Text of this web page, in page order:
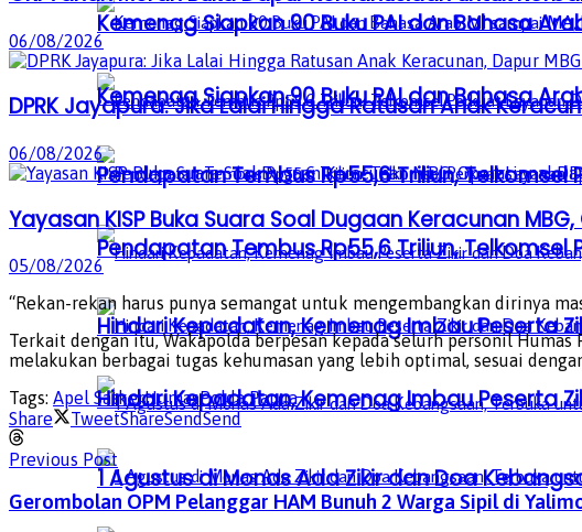
Kemenag Siapkan 90 Buku PAI dan Bahasa
Pendapatan Tembus Rp55,6 Triliun,
Hindari Kepadatan, Kemenag Imbau Peserta
1 Agustus di Monas Ada Zikir dan Doa
Kemenag Siapkan 90 Buku PAI dan Bahasa
Pendapatan Tembus Rp55,6 Triliun,
Hindari Kepadatan, Kemenag Imbau Peserta
06/08/2026
DPRK Jayapura: Jika Lalai Hingga Ratusan Anak
06/08/2026
Yayasan KISP Buka Suara Soal Dugaan Keracunan
05/08/2026
“Rekan-rekan harus punya semangat untuk mengembangkan dirinya
Terkait dengan itu, Wakapolda berpesan kepada selurh personil
melakukan berbagai tugas kehumasan yang lebih optimal, sesuai
Tags: Apel SatkerHumasPolda Papua
Share
TweetShareSendSend
Previous Post
Gerombolan OPM Pelanggar HAM Bunuh 2 Warga Sipil di